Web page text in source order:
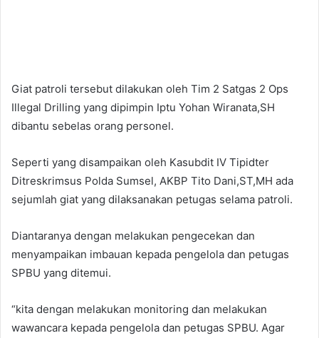
Giat patroli tersebut dilakukan oleh Tim 2 Satgas 2 Ops
Illegal Drilling yang dipimpin Iptu Yohan Wiranata,SH
dibantu sebelas orang personel.
Seperti yang disampaikan oleh Kasubdit IV Tipidter
Ditreskrimsus Polda Sumsel, AKBP Tito Dani,ST,MH ada
sejumlah giat yang dilaksanakan petugas selama patroli.
Diantaranya dengan melakukan pengecekan dan
menyampaikan imbauan kepada pengelola dan petugas
SPBU yang ditemui.
“kita dengan melakukan monitoring dan melakukan
wawancara kepada pengelola dan petugas SPBU. Agar